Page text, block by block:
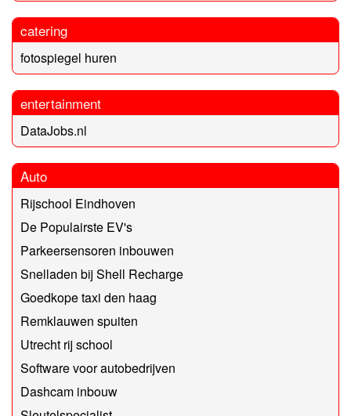
catering
fotospiegel huren
entertainment
DataJobs.nl
Auto
Rijschool Eindhoven
De Populairste EV's
Parkeersensoren inbouwen
Snelladen bij Shell Recharge
Goedkope taxi den haag
Remklauwen spuiten
Utrecht rij school
Software voor autobedrijven
Dashcam inbouw